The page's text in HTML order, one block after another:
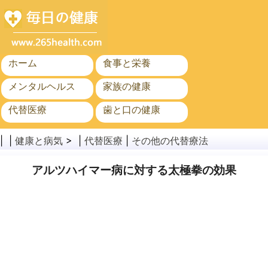
ホーム
食事と栄養
メンタルヘルス
家族の健康
代替医療
歯と口の健康
がん
公衆衛生
健康と病気 > | 代替医療 その他の代替療法
アルツハイマー病に対する太極拳の効果